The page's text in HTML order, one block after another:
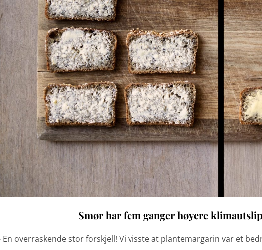
Smør har fem ganger høyere
En overraskende stor forskjell! Vi visste at plantemargarin var et